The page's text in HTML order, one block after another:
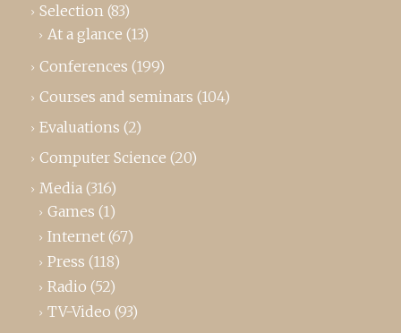
Selection (83)
At a glance (13)
Conferences (199)
Courses and seminars (104)
Evaluations (2)
Computer Science (20)
Media (316)
Games (1)
Internet (67)
Press (118)
Radio (52)
TV-Video (93)